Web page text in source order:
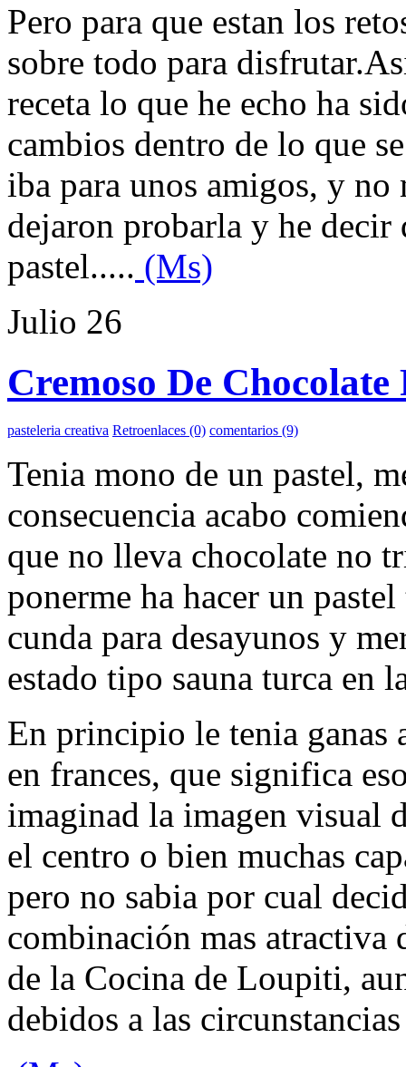
Pero para que estan los
sobre todo para
receta lo que he echo ha
cambios dentro de lo que
iba para unos amigos, y
dejaron probarla y he decir
pastel..... (Ms)
Julio 26
Cremoso De
pasteleria creativa Retroenlaces (0) comentarios (9)
Tenia mono de un pastel,
consecuencia acabo
que no lleva chocolate no
ponerme ha hacer un
cunda para desayunos y
estado tipo sauna turca en
En principio le tenia
en frances, que significa
imaginad la imagen visual
el centro o bien muchas
pero no sabia por cual
combinación mas atractiva
de la Cocina de Loupiti,
debidos a las